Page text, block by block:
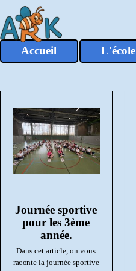
Aller au contenu
Accueil L'école
Journée sportive
pour les 3ème
année.
Dans cet article, on vous
raconte la journée sportive